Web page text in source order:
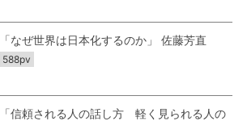
「なぜ世界は日本化するのか」 佐藤芳直
588pv
「信頼される人の話し方 軽く見られる人の